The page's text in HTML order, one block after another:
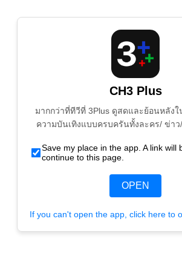
CH3 Plus
มากกว่าที่ทีวีที่ 3Plus ดูสดและย้อนหลังใ
ความบันเทิงแบบครบครันทั้งละคร/ ข่า
Save my place in the app. A link will
continue to this page.
OPEN
If you can't open the app, click here to